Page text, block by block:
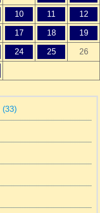
10 11 12
17 18 19
24 25 26
(33)